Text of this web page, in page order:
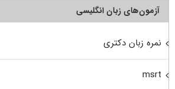
آزمون‌های زبان انگلیسی
نمره زبان دکتری
msrt